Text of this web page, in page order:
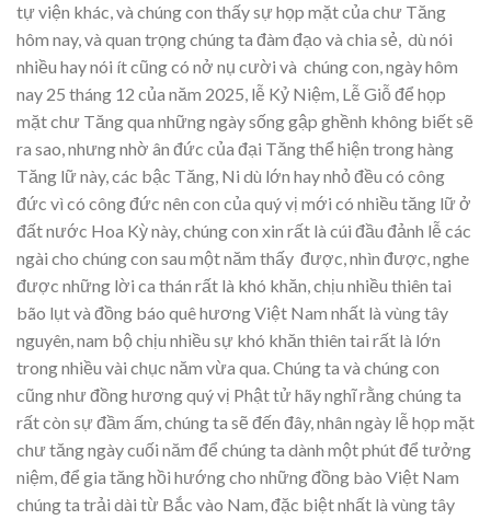
tự viện khác, và chúng con thấy sự họp mặt của chư Tăng
hôm nay, và quan trọng chúng ta đàm đạo và chia sẻ, dù nói
nhiều hay nói ít cũng có nở nụ cười và chúng con, ngày hôm
nay 25 tháng 12 của năm 2025, lễ Kỷ Niệm, Lễ Giỗ để họp
mặt chư Tăng qua những ngày sống gập ghềnh không biết sẽ
ra sao, nhưng nhờ ân đức của đại Tăng thể hiện trong hàng
Tăng lữ này, các bậc Tăng, Ni dù lớn hay nhỏ đều có công
đức vì có công đức nên con của quý vị mới có nhiều tăng lữ ở
đất nước Hoa Kỳ này, chúng con xin rất là cúi đầu đảnh lễ các
ngài cho chúng con sau một năm thấy được, nhìn được, nghe
được những lời ca thán rất là khó khăn, chịu nhiều thiên tai
bão lụt và đồng báo quê hương Việt Nam nhất là vùng tây
nguyên, nam bộ chịu nhiều sự khó khăn thiên tai rất là lớn
trong nhiều vài chục năm vừa qua. Chúng ta và chúng con
cũng như đồng hương quý vị Phật tử hãy nghĩ rằng chúng ta
rất còn sự đầm ấm, chúng ta sẽ đến đây, nhân ngày lễ họp mặt
chư tăng ngày cuối năm để chúng ta dành một phút để tưởng
niệm, để gia tăng hồi hướng cho những đồng bào Việt Nam
chúng ta trải dài từ Bắc vào Nam, đặc biệt nhất là vùng tây